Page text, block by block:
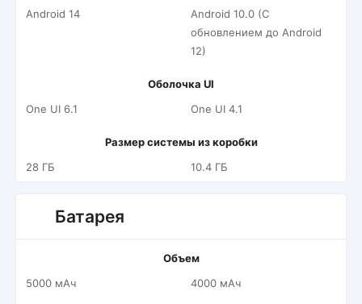
Android 14
Android 10.0 (С
обновлением до Android
12)
Оболочка UI
One UI 6.1
One UI 4.1
Размер системы из коробки
28 ГБ
10.4 ГБ
Батарея
Объем
5000 мАч
4000 мАч